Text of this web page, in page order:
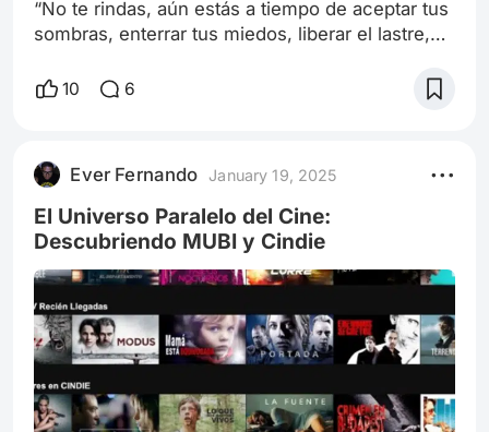
“No te rindas, aún estás a tiempo de aceptar tus
sombras, enterrar tus miedos, liberar el lastre,
Recientemente tuve la oportunidad de ver
sus críticas mixtas, me dejó pensando en la
fragilidad de la vida y en cómo cada minuto
cuenta. Dirigida por Phil Alden Robinson, esta
10 6
Ever Fernando January 19, 2025
El Universo Paralelo del Cine:
Descubriendo MUBI y Cindie